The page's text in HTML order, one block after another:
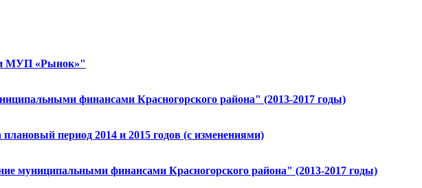
МУП «Рынок»"
финансами Красногорского района" (2013-2017 годы)
период 2014 и 2015 годов (с изменениями)
муниципальными финансами Красногорского района" (2013-2017 годы)